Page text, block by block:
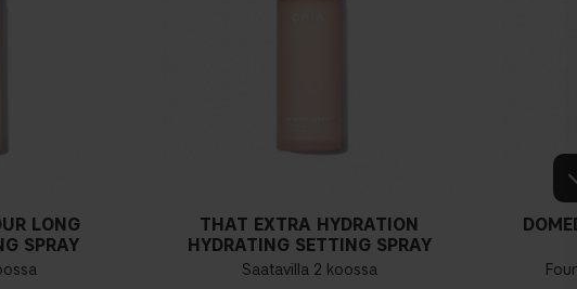
LONG
SPRAY
THAT EXTRA HYDRATION
HYDRATING SETTING SPRAY
Saatavilla 2 koossa